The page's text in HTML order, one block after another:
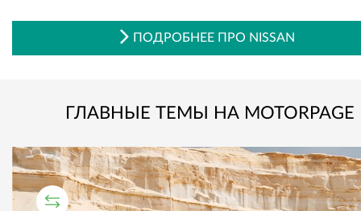
ПОДРОБНЕЕ ПРО NISSAN
ГЛАВНЫЕ ТЕМЫ НА MOTORPAGE
СРАВНИТЕЛЬНЫЙ ТЕСТ